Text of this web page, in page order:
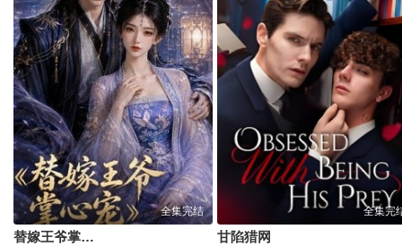
全集完结
替嫁王爷掌心宠
全集完
甘陷猎网